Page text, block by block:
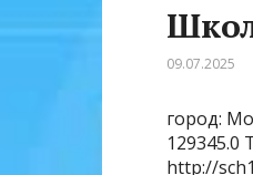
09.07.2025
город:
129345.0
http://